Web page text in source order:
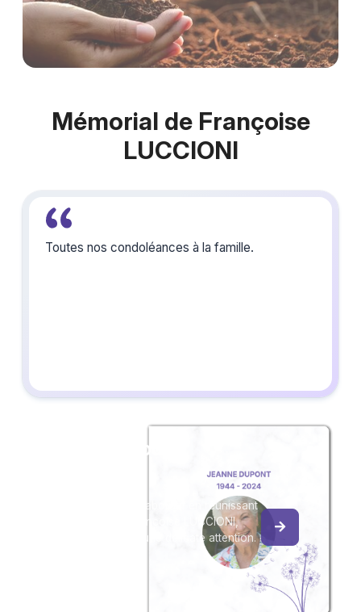
Mémorial de Françoise
LUCCIONI
Toutes nos condoléances à la famille.
Créez un album
Créez un album collaboratif en réunissant
les hommages à Françoise LUCCIONI,
pour vous ou pour une délicate attention.